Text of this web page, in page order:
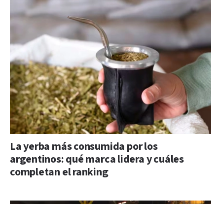
La yerba más consumida por los
argentinos: qué marca lidera y cuáles
completan el ranking